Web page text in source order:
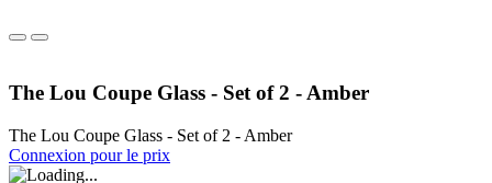
The Lou Coupe Glass - Set of 2 - Amber
The Lou Coupe Glass - Set of 2 - Amber
Connexion pour le prix